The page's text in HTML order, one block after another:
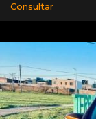
Consultar